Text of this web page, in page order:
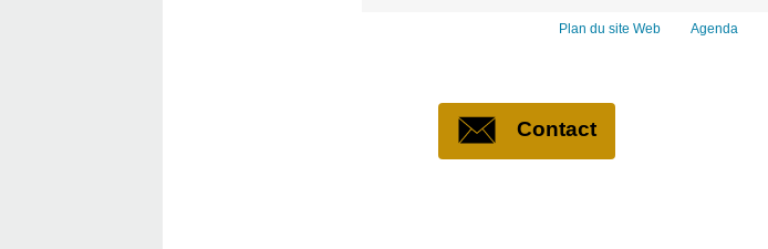
Plan du site Web Agenda
Contact